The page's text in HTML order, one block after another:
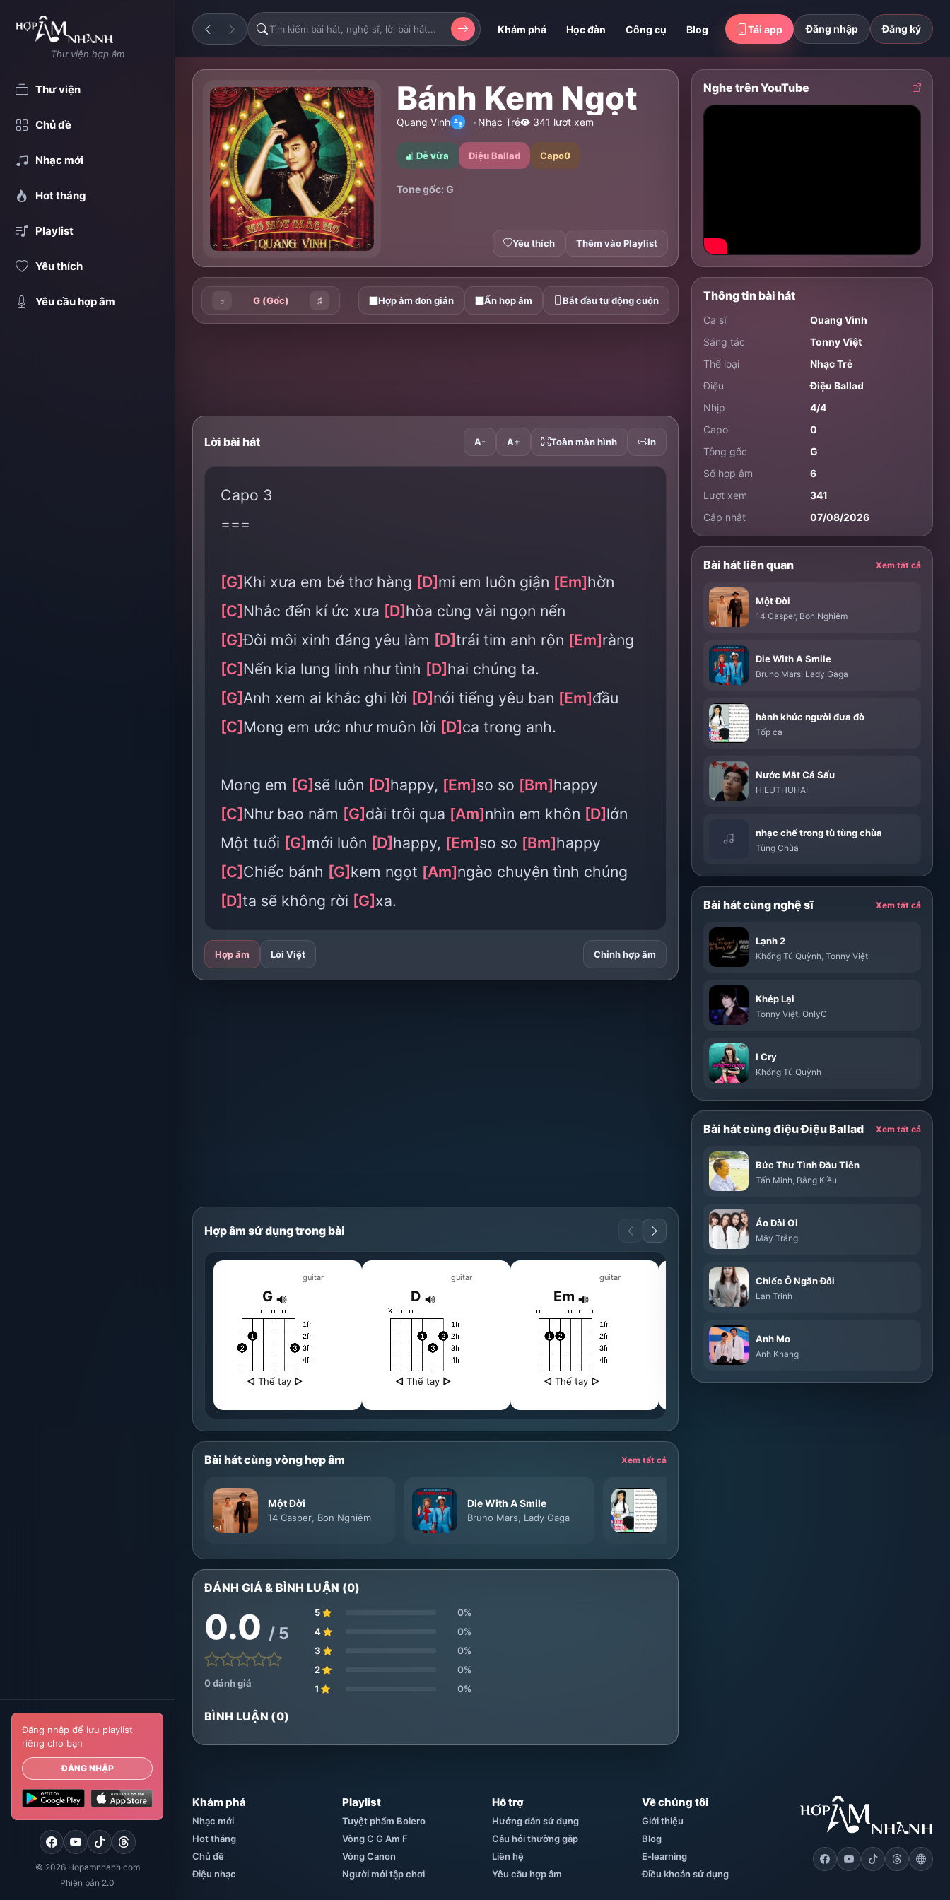
Thư viện hợp âm
Thư viện
Chủ đề
Nhạc mới
Hot tháng
Playlist
Yêu thích
Yêu cầu hợp âm
Đăng nhập để lưu playlist
riêng cho bạn
ĐĂNG NHẬP
© 2026 Hopamnhanh.com
Phiên bản 2.0
Khám phá Học đàn Công cụ Blog Tải app Đăng nhập Đăng ký
Bánh Kem Ngọt
Quang Vinh Nhạc Trẻ 341 lượt xem
Dễ vừa Điệu Ballad Capo0
Tone gốc: G
Yêu thích Thêm vào Playlist
♭ G (Gốc) ♯ Hợp âm đơn giản Ẩn hợp âm Bắt đầu tự động cuộn
Lời bài hát A- A+ Toàn màn hình In
Capo 3
===
[G]Khi xưa em bé thơ hàng [D]mi em luôn giận [Em]hờn
[C]Nhắc đến kí ức xưa [D]hòa cùng vài ngọn nến
[G]Đôi môi xinh đáng yêu làm [D]trái tim anh rộn [Em]ràng
[C]Nến kia lung linh như tình [D]hai chúng ta.
[G]Anh xem ai khắc ghi lời [D]nói tiếng yêu ban [Em]đầu
[C]Mong em ước như muôn lời [D]ca trong anh.
Mong em [G]sẽ luôn [D]happy, [Em]so so [Bm]happy
[C]Như bao năm [G]dài trôi qua [Am]nhìn em khôn [D]lớn
Một tuổi [G]mới luôn [D]happy, [Em]so so [Bm]happy
[C]Chiếc bánh [G]kem ngọt [Am]ngào chuyện tình chúng
[D]ta sẽ không rời [G]xa.
Hợp âm Lời Việt Chỉnh hợp âm
Hợp âm sử dụng trong bài
guitar
G
◁ Thế tay ▷
guitar
D
◁ Thế tay ▷
guitar
Em
◁ Thế tay ▷
guitar
C
◁Thế tay▷ ◁Thế tay▷
Bài hát cùng vòng hợp âm Xem tất cả
Một Đời
14 Casper Bon Nghiêm
Die With A Smile
Bruno Mars Lady Gaga
ĐÁNH GIÁ & BÌNH LUẬN (0)
0.0 / 5
0 đánh giá
5
0%
4
0%
3
0%
2
0%
1
0%
BÌNH LUẬN (0)
Nghe trên YouTube
Thông tin bài hát
Ca sĩ
Quang Vinh
Sáng tác
Tonny Việt
Thể loại
Nhạc Trẻ
Điệu
Điệu Ballad
Nhịp
4/4
Capo
0
Tông gốc
G
Số hợp âm
6
Lượt xem
341
Cập nhật
07/08/2026
Bài hát liên quan Xem tất cả
Một Đời
14 Casper, Bon Nghiêm
Die With A Smile
Bruno Mars, Lady Gaga
hành khúc người đưa đò
Tốp ca
Nước Mắt Cá Sấu
HIEUTHUHAI
nhạc chế trong tù tùng chùa
Tùng Chùa
Bài hát cùng nghệ sĩ Xem tất cả
Lạnh 2
Khổng Tú Quỳnh,Tonny Việt
Khép Lại
Tonny Việt,OnlyC
I Cry
Khổng Tú Quỳnh
Bài hát cùng điệu Điệu Ballad Xem tất cả
Bức Thư Tình Đầu Tiên
Tấn Minh, Bằng Kiều
Áo Dài Ơi
Mây Trắng
Chiếc Ô Ngăn Đôi
Lan Trinh
Anh Mơ
Anh Khang
Khám phá
Nhạc mới
Hot tháng
Chủ đề
Điệu nhạc
Playlist
Tuyệt phẩm Bolero
Vòng C G Am F
Vòng Canon
Người mới tập chơi
Hỗ trợ
Hướng dẫn sử dụng
Câu hỏi thường gặp
Liên hệ
Yêu cầu hợp âm
Về chúng tôi
Giới thiệu
Blog
E-learning
Điều khoản sử dụng